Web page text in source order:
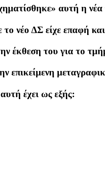
αυτή η
νέο ΔΣ είχε επαφή
έκθεση του για το
επικείμενη
έχει ως εξής: